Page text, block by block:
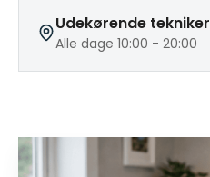
Udekørende tekniker
Alle dage 10:00 - 20:00